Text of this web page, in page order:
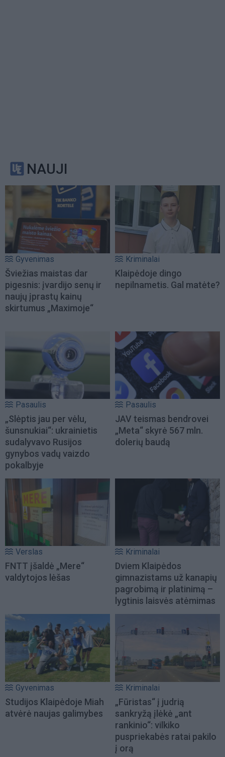
NAUJI
Gyvenimas
Šviežias maistas dar
pigesnis: įvardijo senų ir
naujų įprastų kainų
skirtumus „Maximoje“
Kriminalai
Klaipėdoje dingo
nepilnametis. Gal matėte?
Pasaulis
„Slėptis jau per vėlu,
šunsnukiai“: ukrainietis
sudalyvavo Rusijos
gynybos vadų vaizdo
pokalbyje
Pasaulis
JAV teismas bendrovei
„Meta“ skyrė 567 mln.
dolerių baudą
Verslas
FNTT įšaldė „Mere“
valdytojos lėšas
Kriminalai
Dviem Klaipėdos
gimnazistams už kanapių
pagrobimą ir platinimą –
lygtinis laisvės atėmimas
Gyvenimas
Studijos Klaipėdoje Miah
atvėrė naujas galimybes
Kriminalai
„Fūristas“ į judrią
sankryžą įlėkė „ant
rankinio“: vilkiko
puspriekabės ratai pakilo
į orą